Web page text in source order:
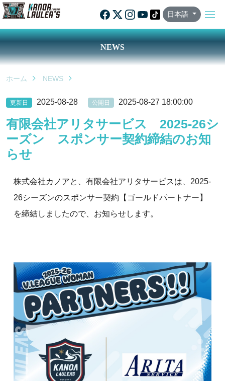
日本語
NEWS
ホーム NEWS
更新日 2025-08-28 公開日 2025-08-27 18:00:00
有限会社アリタサービス 2025-26シ
ーズン スポンサー契約締結のお知
らせ
株式会社カノアと、有限会社アリタサービスは、2025-
26シーズンのスポンサー契約【ゴールドパートナー】
を締結しましたので、お知らせします。